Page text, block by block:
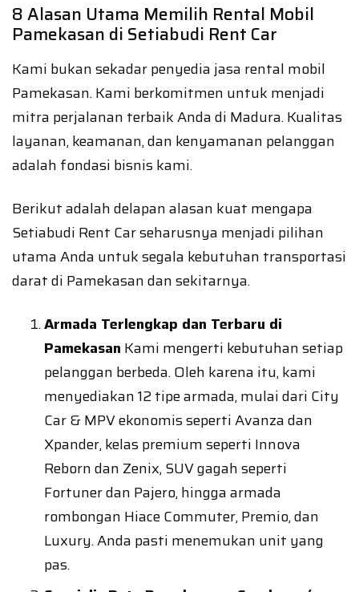
8 Alasan Utama Memilih Rental Mobil
Pamekasan di Setiabudi Rent Car
Kami bukan sekadar penyedia jasa rental mobil
Pamekasan. Kami berkomitmen untuk menjadi
mitra perjalanan terbaik Anda di Madura. Kualitas
layanan, keamanan, dan kenyamanan pelanggan
adalah fondasi bisnis kami.
Berikut adalah delapan alasan kuat mengapa
Setiabudi Rent Car seharusnya menjadi pilihan
utama Anda untuk segala kebutuhan transportasi
darat di Pamekasan dan sekitarnya.
Armada Terlengkap dan Terbaru di
Pamekasan Kami mengerti kebutuhan setiap
pelanggan berbeda. Oleh karena itu, kami
menyediakan 12 tipe armada, mulai dari City
Car & MPV ekonomis seperti Avanza dan
Xpander, kelas premium seperti Innova
Reborn dan Zenix, SUV gagah seperti
Fortuner dan Pajero, hingga armada
rombongan Hiace Commuter, Premio, dan
Luxury. Anda pasti menemukan unit yang
pas.